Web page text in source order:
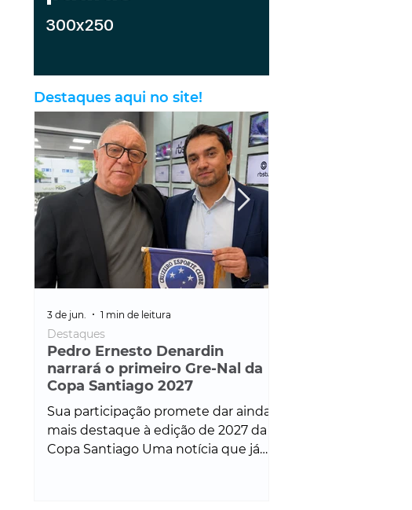
Destaques aqui no site!
Pedro Ernesto Denardin
narrará o primeiro Gre-Nal da
Copa Santiago 2027
Sua participação promete dar ainda
mais destaque à edição de 2027 da
Copa Santiago Uma notícia que já
Destaques
3 de jun. 1 min de leitura